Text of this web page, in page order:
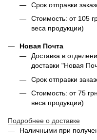
Срок отправки
Стоимость: от 105
веса продукции)
Новая Почта
Доставка в
доставки "Новая
Срок отправки
Стоимость: от 75
веса продукции)
Подробнее о доставке
Наличными при